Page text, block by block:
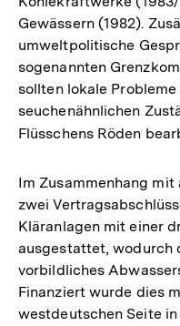
der
Gewässern (1982).
umweltpolitische
sogenannten
sollten lokale
seuchenähnlichen
Flüsschens Röden
Im Zusammenhang
zwei
Kläranlagen mit einer
ausgestattet, wodurch
vorbildliches
Finanziert wurde dies
westdeutschen Seite